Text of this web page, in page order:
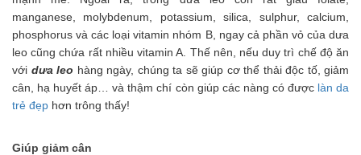
manganese, molybdenum, potassium, silica, sulphur, calcium,
phosphorus và các loại vitamin nhóm B, ngay cả phần vỏcủa dưa
leo cũng chứa rất nhiều vitamin A. Thếnên, nếu duy trì chếđộăn
với dưa leo hàng ngày, chúng ta sẽgiúp cơthể thải độc tố, giảm
cân, hạ huyết áp… và thậm chí còn giúp các nàng có được làn da
trẻ đẹp hơn trông thấy!
Giúp giảm cân